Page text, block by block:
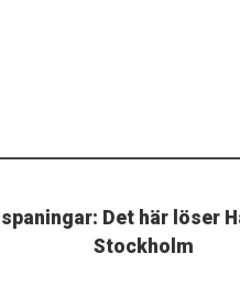
Det här löser
Stockholm